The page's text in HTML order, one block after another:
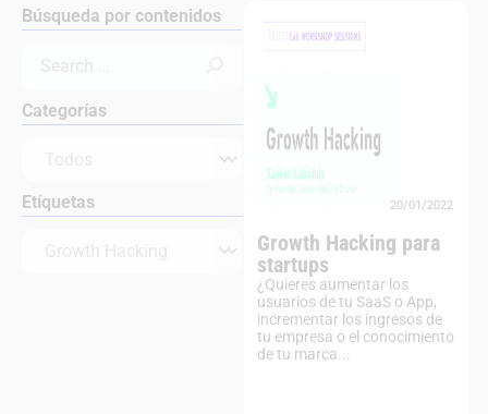
Búsqueda por contenidos
Categorías
Etíquetas 20/01/2022
Growth Hacking para
startups
¿Quieres aumentar los
usuarios de tu SaaS o App,
incrementar los ingresos de
tu empresa o el conocimiento
de tu marca...